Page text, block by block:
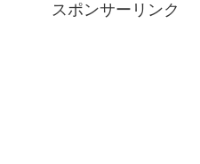
スポンサーリンク